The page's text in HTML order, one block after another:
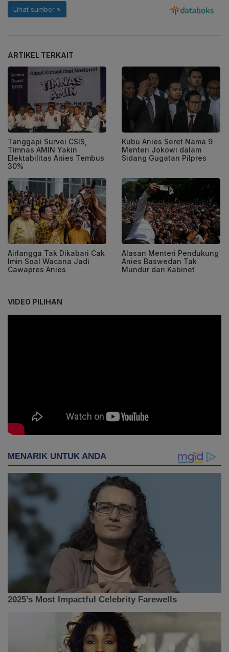
ARTIKEL TERKAIT
Tanggapi Survei CSIS,
Timnas AMIN Yakin
Elektabilitas Anies Tembus
30%
Kubu Anies Seret Nama 9
Menteri Jokowi dalam
Sidang Gugatan Pilpres
Airlangga Tak Dikabari Cak
Imin Soal Wacana Jadi
Cawapres Anies
Alasan Menteri Pendukung
Anies Baswedan Tak
Mundur dari Kabinet
VIDEO PILIHAN